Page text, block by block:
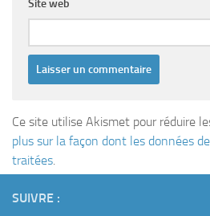
Site web
Ce site utilise Akismet pour réduire
plus sur la façon dont les données
traitées
SUIVRE :